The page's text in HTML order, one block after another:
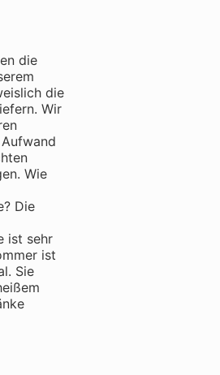
die
die
Wir
Wie
Die
ist sehr
ist
Sie